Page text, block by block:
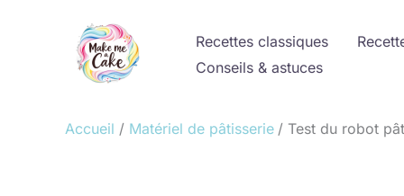
Recettes classiques
Conseils & astuces
Accueil Matériel de pâtisserie Test du robot